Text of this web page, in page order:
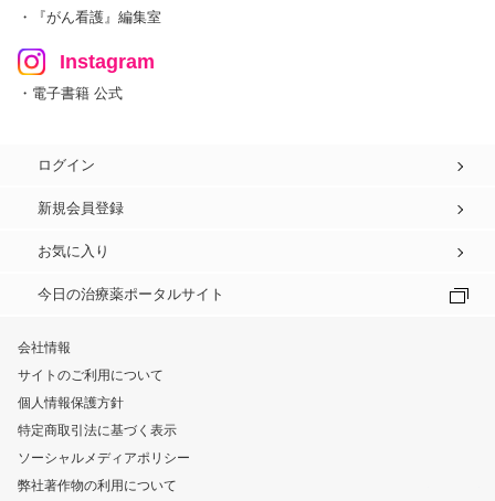
・『がん看護』編集室
Instagram
・電子書籍 公式
ログイン
新規会員登録
お気に入り
今日の治療薬ポータルサイト
会社情報
サイトのご利用について
個人情報保護方針
特定商取引法に基づく表示
ソーシャルメディアポリシー
弊社著作物の利用について